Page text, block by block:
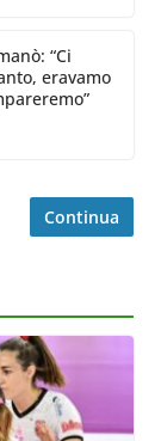
“Ci
eravamo
Continua